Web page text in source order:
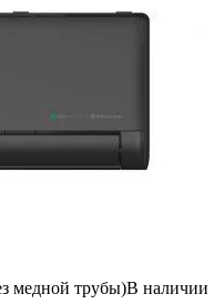
медной трубы)В наличии